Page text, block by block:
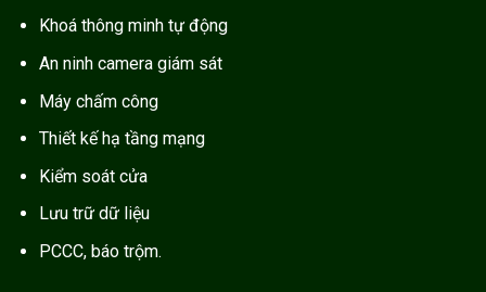
Khoá thông minh tự động
An ninh camera giám sát
Máy chấm công
Thiết kế hạ tầng mạng
Kiểm soát cửa
Lưu trữ dữ liệu
PCCC, báo trộm.